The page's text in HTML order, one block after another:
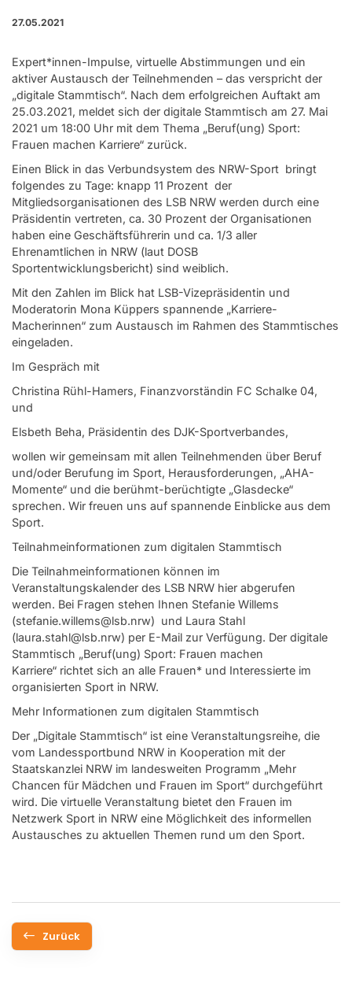
27.05.2021
Expert*innen-Impulse, virtuelle Abstimmungen und ein
aktiver Austausch der Teilnehmenden – das verspricht der
„digitale Stammtisch“. Nach dem erfolgreichen Auftakt am
25.03.2021, meldet sich der digitale Stammtisch am 27. Mai
2021 um 18:00 Uhr mit dem Thema „Beruf(ung) Sport:
Frauen machen Karriere“ zurück.
Einen Blick in das Verbundsystem des NRW-Sport bringt
folgendes zu Tage: knapp 11 Prozent der
Mitgliedsorganisationen des LSB NRW werden durch eine
Präsidentin vertreten, ca. 30 Prozent der Organisationen
haben eine Geschäftsführerin und ca. 1/3 aller
Ehrenamtlichen in NRW (laut DOSB
Sportentwicklungsbericht) sind weiblich.
Mit den Zahlen im Blick hat LSB-Vizepräsidentin und
Moderatorin Mona Küppers spannende „Karriere-
Macherinnen“ zum Austausch im Rahmen des Stammtisches
eingeladen.
Im Gespräch mit
Christina Rühl-Hamers, Finanzvorständin FC Schalke 04,
und
Elsbeth Beha, Präsidentin des DJK-Sportverbandes,
wollen wir gemeinsam mit allen Teilnehmenden über Beruf
und/oder Berufung im Sport, Herausforderungen, „AHA-
Momente“ und die berühmt-berüchtigte „Glasdecke“
sprechen. Wir freuen uns auf spannende Einblicke aus dem
Sport.
Teilnahmeinformationen zum digitalen Stammtisch
Die Teilnahmeinformationen können im
Veranstaltungskalender des LSB NRW hier abgerufen
werden. Bei Fragen stehen Ihnen Stefanie Willems
(stefanie.willems@lsb.nrw) und Laura Stahl
(laura.stahl@lsb.nrw) per E-Mail zur Verfügung. Der digitale
Stammtisch „Beruf(ung) Sport: Frauen machen
Karriere“ richtet sich an alle Frauen* und Interessierte im
organisierten Sport in NRW.
Mehr Informationen zum digitalen Stammtisch
Der „Digitale Stammtisch“ ist eine Veranstaltungsreihe, die
vom Landessportbund NRW in Kooperation mit der
Staatskanzlei NRW im landesweiten Programm „Mehr
Chancen für Mädchen und Frauen im Sport“ durchgeführt
wird. Die virtuelle Veranstaltung bietet den Frauen im
Netzwerk Sport in NRW eine Möglichkeit des informellen
Austausches zu aktuellen Themen rund um den Sport.
Zurück